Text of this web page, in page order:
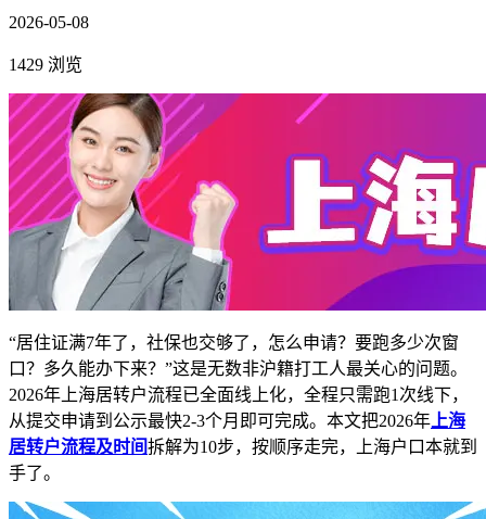
2026-05-08
1429 浏览
“居住证满7年了，社保也交够了，怎么申请？要跑多少次窗
口？多久能办下来？”这是无数非沪籍打工人最关心的问题。
2026年上海居转户流程已全面线上化，全程只需跑1次线下，
从提交申请到公示最快2-3个月即可完成。本文把2026年 上海
居转户流程及时间拆解为10步，按顺序走完，上海户口本就到
手了。